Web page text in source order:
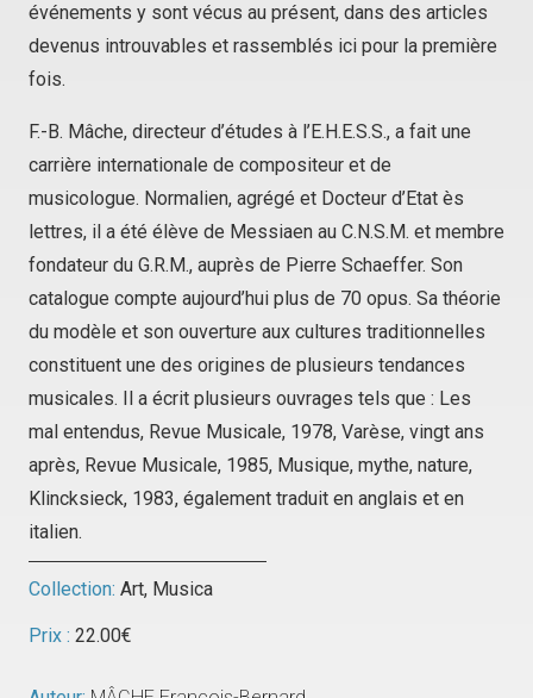
événements y sont vécus au présent, dans des articles
devenus introuvables et rassemblés ici pour la première
fois.
F.-B. Mâche, directeur d’études à l’E.H.E.S.S., a fait une
carrière internationale de compositeur et de
musicologue. Normalien, agrégé et Docteur d’Etat ès
lettres, il a été élève de Messiaen au C.N.S.M. et membre
fondateur du G.R.M., auprès de Pierre Schaeffer. Son
catalogue compte aujourd’hui plus de 70 opus. Sa théorie
du modèle et son ouverture aux cultures traditionnelles
constituent une des origines de plusieurs tendances
musicales. Il a écrit plusieurs ouvrages tels que : Les
mal entendus, Revue Musicale, 1978, Varèse, vingt ans
après, Revue Musicale, 1985, Musique, mythe, nature,
Klincksieck, 1983, également traduit en anglais et en
italien.
Collection: Art, Musica
Prix : 22.00€